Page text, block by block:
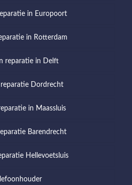
in Europoort
in Rotterdam
reparatie in Delft
reparatie Dordrecht
in Maassluis
Barendrecht
Hellevoetsluis